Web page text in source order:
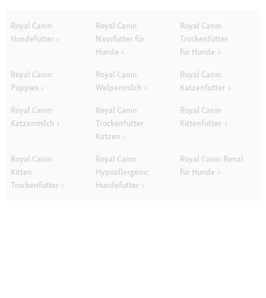
Royal Canin
Hundefutter
Royal Canin
Nassfutter für
Hunde
Royal Canin
Trockenfutter
für Hunde
Royal Canin
Puppies
Royal Canin
Welpenmilch
Royal Canin
Katzenfutter
Royal Canin
Katzenmilch
Royal Canin
Trockenfutter
Katzen
Royal Canin
Kittenfutter
Royal Canin
Kitten
Trockenfutter
Royal Canin
Hypoallergenic
Hundefutter
Royal Canin Renal
für Hunde